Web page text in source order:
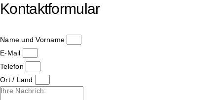
Kontaktformular
Name und Vorname
E-Mail
Telefon
Ort / Land